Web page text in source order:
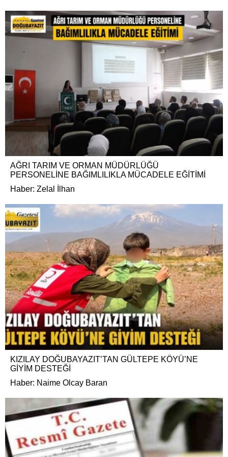
AĞRI TARIM VE ORMAN MÜDÜRLÜĞÜ
PERSONELİNE BAĞIMLILIKLA MÜCADELE EĞİTİMİ
Haber: Zelal İlhan
KIZILAY DOĞUBAYAZIT’TAN GÜLTEPE KÖYÜ’NE
GİYİM DESTEĞİ
Haber: Naime Olcay Baran